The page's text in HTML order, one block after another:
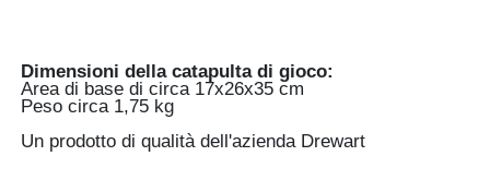
Dimensioni della catapulta di gioco:
Area di base di circa 17x26x35 cm
Peso circa 1,75 kg
Un prodotto di qualità dell'azienda Drewart